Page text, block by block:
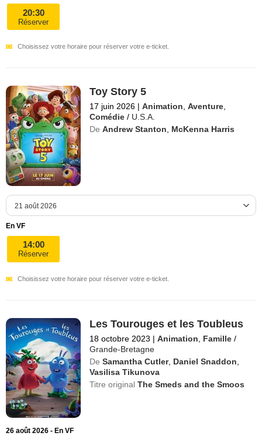
20:30
Réserver
Choisissez votre horaire pour réserver votre e-ticket.
Toy Story 5
17 juin 2026 | Animation ,Aventure
Comédie / U.S.A.
De Andrew Stanton McKenna Harris
En VF
14:00
Réserver
Choisissez votre horaire pour réserver votre e-ticket.
Les Tourouges et les Toubleus
18 octobre 2023 | Animation Famille /
Grande-Bretagne
De Samantha Cutler, Daniel Snaddon
Vasilisa Tikunova
Titre originalThe Smeds and the Smoos
26 août 2026 - En VF